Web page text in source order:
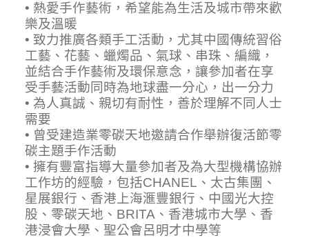
• 熱愛手作藝術，希望能為生活及城市帶來歡
樂及溫暖
• 致力推廣各類手工活動，尤其中國傳統習俗
工藝、花藝、蠟燭品、氣球、串珠、編織，
並結合手作藝術及環保意念，讓參加者在享
受手藝活動同時為地球盡一分心，出一分力
• 為人真誠、親切有耐性，善於理解不同人士
需要
• 曾受建造業零碳天地邀請合作舉辦復活節零
碳主題手作活動
• 擁有豐富指導大量參加者及為大型機構協辦
工作坊的經驗，包括CHANEL、太古集團、
星展銀行、香港上海滙豐銀行、中國光大控
股、零碳天地、BRITA、香港城市大學、香
港浸會大學、聖公會呂明才中學等